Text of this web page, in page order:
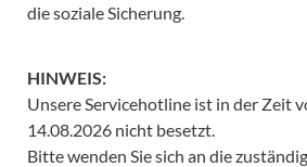
die soziale Sicherung.
HINWEIS:
Unsere Servicehotline ist in der Zeit
14.08.2026 nicht besetzt.
Bitte wenden Sie sich an die